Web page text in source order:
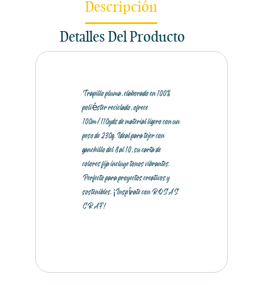
Descripción
Detalles Del Producto
Trapillo pluma, elaborado en 100%
poliéster reciclado, ofrece
100m/110yds de material ligero con un
peso de 230g. Ideal para tejer con
ganchillo del 8 al 10, su carta de
colores fija incluye tonos vibrantes.
Perfecto para proyectos creativos y
sostenibles. ¡Inspírate con ROSAS
CRAF!